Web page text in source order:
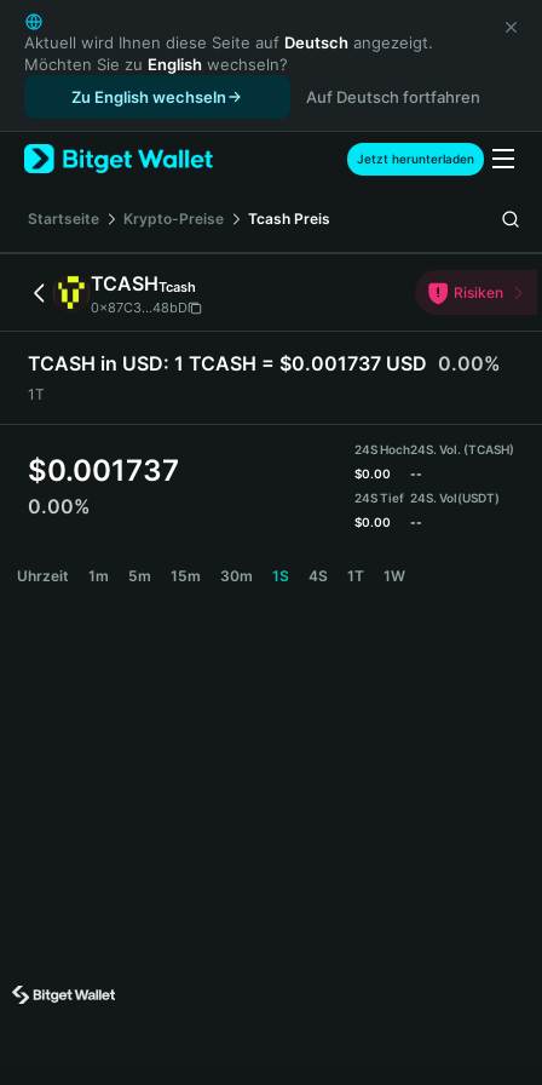
English
日本語
Tiếng Việt
Русский
Español (Latinoamérica)
Türkçe
Français
Deutsch
简体中文
繁體中文
Português (Portugal)
Bahasa Indonesia
ภาษาไทย
हिन्दी
Español
Português (Brasil)
Aktuell wird Ihnen diese Seite auf Deutsch angezeigt.
Möchten Sie zu English wechseln?
Zu English wechseln
Auf Deutsch fortfahren
Jetzt herunterladen
Startseite Krypto-Preise Tcash Preis
TCASHTcash
0x87C3...48bD
Risiken
TCASH in USD: 1 TCASH = $0.001737 USD 0.00%
1T
$0.001737
0.00%
24S Hoch
$0.00
24S Tief
$0.00
24S. Vol. (TCASH)
--
24S. Vol(USDT)
--
Uhrzeit 1m 5m 15m 30m 1S 4S 1T 1W